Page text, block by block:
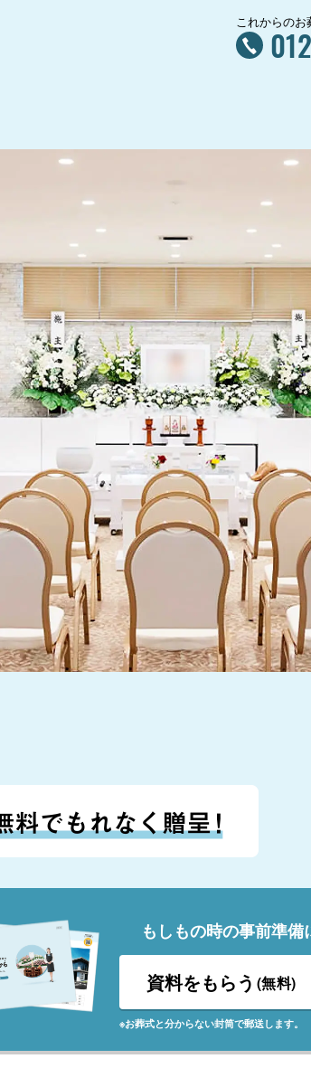
これからの
もしもの時の事前準備
資料をもらう (無料)
※お葬式と分からない封筒で郵送します。